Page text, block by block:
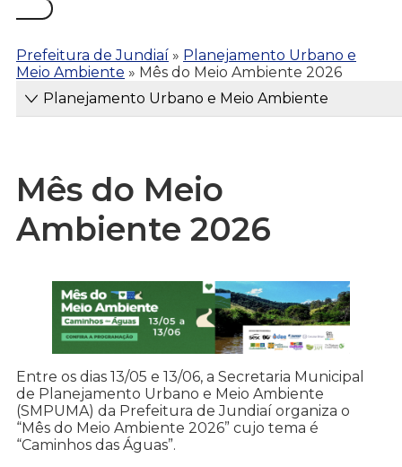
Prefeitura de Jundiaí » Planejamento Urbano e
Meio Ambiente » Mês do Meio Ambiente 2026
Planejamento Urbano e Meio Ambiente
Mês do Meio
Ambiente 2026
Entre os dias 13/05 e 13/06, a Secretaria Municipal
de Planejamento Urbano e Meio Ambiente
(SMPUMA) da Prefeitura de Jundiaí organiza o
“Mês do Meio Ambiente 2026” cujo tema é
“Caminhos das Águas”.